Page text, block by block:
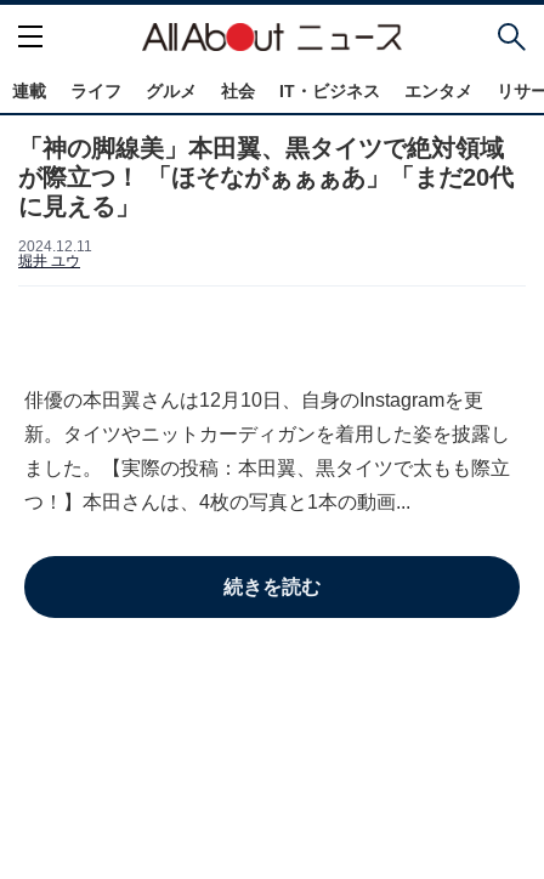
連載 ライフ グルメ 社会 IT・ビジネス エンタメ リサ
「神の脚線美」本田翼、黒タイツで絶対領域
が際立つ！ 「ほそながぁぁぁあ」「まだ20代
に見える」
2024.12.11
堀井 ユウ
俳優の本田翼さんは12月10日、自身のInstagramを更
新。タイツやニットカーディガンを着用した姿を披露し
ました。【実際の投稿：本田翼、黒タイツで太もも際立
つ！】本田さんは、4枚の写真と1本の動画...
続きを読む